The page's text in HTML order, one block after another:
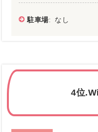
駐車場: なし
4位